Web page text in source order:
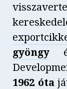
gyöngy
1962 óta